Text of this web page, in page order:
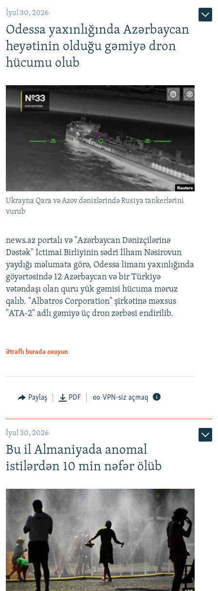
İyul 30, 2026
Odessa yaxınlığında Azərbaycan
heyətinin olduğu gəmiyə dron
hücumu olub
Ukrayna Qara və Azov dənizlərində Rusiya tankerlərini
vurub
news.az portalı və "Azərbaycan Dənizçilərinə
Dəstək" İctimai Birliyinin sədri İlham Nəsirovun
yaydığı məlumata görə, Odessa limanı yaxınlığında
göyərtəsində 12 Azərbaycan və bir Türkiyə
vətəndaşı olan quru yük gəmisi hücuma məruz
qalıb. "Albatros Corporation" şirkətinə məxsus
"ATA-2" adlı gəmiyə üç dron zərbəsi endirilib.
Ətraflı burada oxuyun
Paylaş PDF VPN-siz açmaq
İyul 30, 2026
Bu il Almaniyada anomal
istilərdən 10 min nəfər ölüb